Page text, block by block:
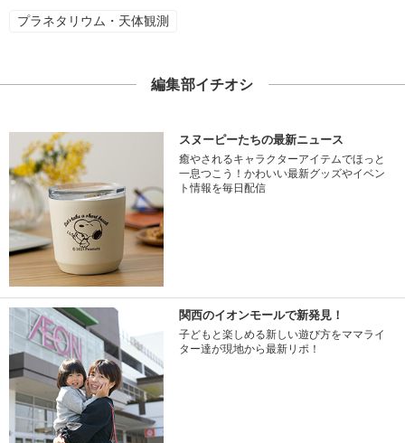
プラネタリウム・天体観測
編集部イチオシ
スヌーピーたちの最新ニュース
癒やされるキャラクターアイテムでほっと
一息つこう！かわいい最新グッズやイベン
ト情報を毎日配信
関西のイオンモールで新発見！
子どもと楽しめる新しい遊び方をママライ
ター達が現地から最新リポ！